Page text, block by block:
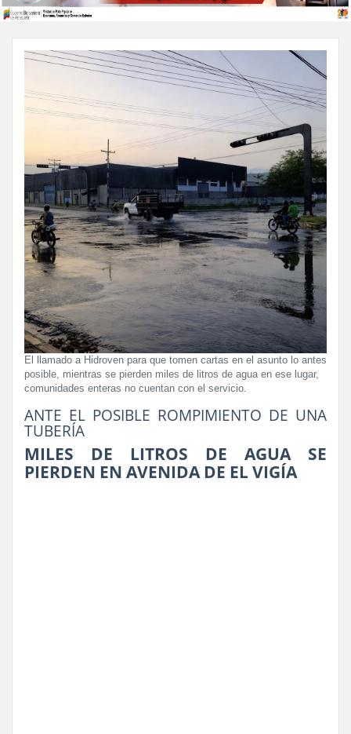
El llamado a Hidroven para que tomen cartas en el asunto lo antes
posible, mientras se pierden miles de litros de agua en ese lugar,
comunidades enteras no cuentan con el servicio.
ANTE EL POSIBLE ROMPIMIENTO DE UNA
TUBERÍA
MILES DE LITROS DE AGUA SE
PIERDEN EN AVENIDA DE EL VIGÍA